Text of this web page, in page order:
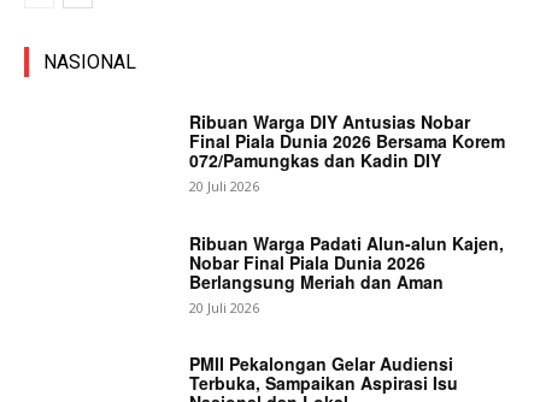
NASIONAL
Ribuan Warga DIY Antusias Nobar
Final Piala Dunia 2026 Bersama Korem
072/Pamungkas dan Kadin DIY
20 Juli 2026
Ribuan Warga Padati Alun-alun Kajen,
Nobar Final Piala Dunia 2026
Berlangsung Meriah dan Aman
20 Juli 2026
PMII Pekalongan Gelar Audiensi
Terbuka, Sampaikan Aspirasi Isu